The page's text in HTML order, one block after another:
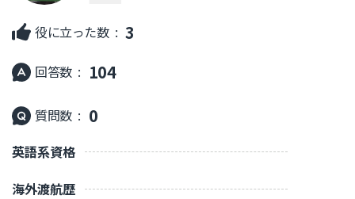
役に立った数 : 3
回答数 : 104
質問数 : 0
英語系資格
海外渡航歴